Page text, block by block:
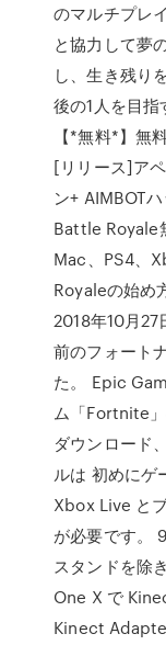
のマルチプレ
と協力して夢
し、生き残り
後の1人を目指
【*無料*】無
[リリース]ア
ン+ AIMBOT
Battle Royale
Mac、PS4、
Royaleの始め
2018年10月27
前のフォート
た。 Epic
ム「Fortnite
ダウンロード
ルは 初めにゲ
Xbox Live と
が必要です。
スタンドを除
One X で
Kinect